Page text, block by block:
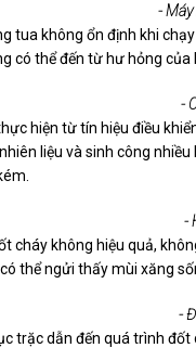
- Máy
tua không ổn định khi
có thể đến từ hư hỏng
-
hiện từ tín hiệu điều
liệu và sinh công
-
cháy không hiệu quả,
thể ngửi thấy mùi xăng
-
trặc dẫn đến quá trình